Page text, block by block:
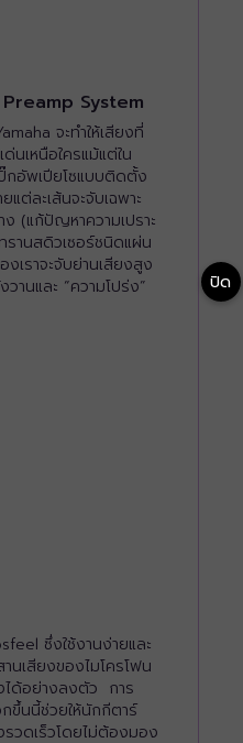
System
จะทำให้เสียงที่
นเหนือใครแม้แต่ใน
กอัพเปียโซแบบติดตั้ง
แต่ละเส้นจะจับเฉพาะ
(แก้ปัญหาความเปราะ
านสดิวเซอร์ชนิดแผ่น
เราจะจับย่านเสียงสูง
วานและ “ความโปร่ง”
ซึ่งใช้งานง่ายและ
นเสียงของไมโครโฟน
ได้อย่างลงตัว การ
ขึ้นนี้ช่วยให้นักกีตาร์
วดเร็วโดยไม่ต้องมอง
ปิด